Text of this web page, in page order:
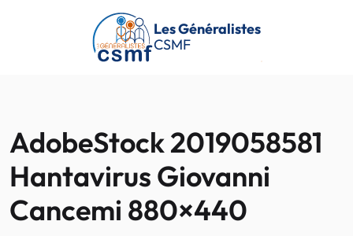
Passer au contenu principal
Les Généralistes
CSMF
AdobeStock 2019058581
Hantavirus Giovanni
Cancemi 880×440